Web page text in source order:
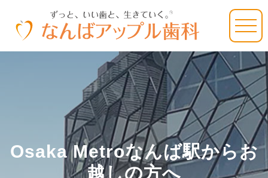
Osaka Metroなんば駅からお
越しの方へ